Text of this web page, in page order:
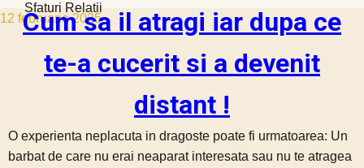
12 februarie 2025
Sfaturi Relatii
Cum sa il atragi iar dupa ce
te-a cucerit si a devenit
distant !
O experienta neplacuta in dragoste poate fi urmatoarea: Un
barbat de care nu erai neaparat interesata sau nu te atragea